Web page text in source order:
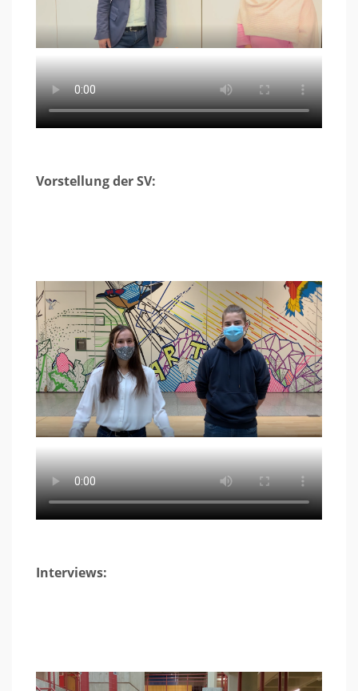
Vorstellung der SV:
Interviews: